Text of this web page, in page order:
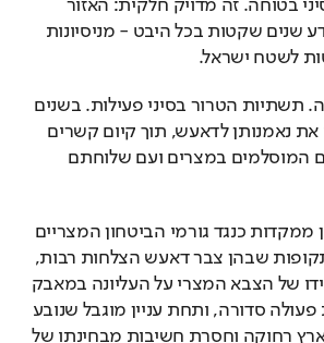
האינסטינקטיבית שסיני בטוחה. זה מדויק חלקית: האזור
שסמוך לאילת אכן יודע שנים שקטות בכל היבט - מניסיונות
לשטח ישראל.
ועדיין, זה שקט מטעה. תשתיות הטרור בסיני פעילות. בשנים
האחרונות הן העבירו את נאמנותן לדאעש, תוך קיום קשרים
הדוקים גם עם האחים המוסלמים במצרים ועם שלוחתם
את עיקר הפעילות הן ממקדות כנגד גורמי הביטחון המצריים
בצפון חצי האי; היו תקופות שבהן צבר דאעש הצלחות רבות,
אבל באחרונה דווקא ידו של הצבא המצרי על העליונה במאבק
מולו. בהיעדר תוכנית פעולה סדורה, ותחת עניין מוגבל שנובע
מכך שסיני היא חבל ארץ רחוקה וחסרת חשיבות מבחינתו של